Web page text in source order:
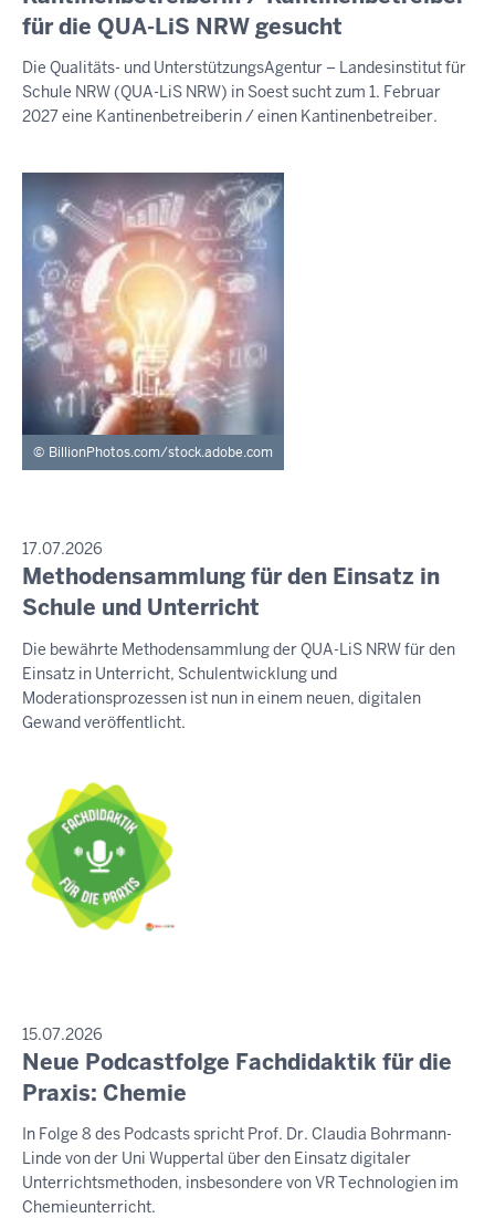
7.
2026
-
für die QUA-LiS NRW gesucht
Die Qualitäts- und UnterstützungsAgentur – Landesinstitut für
Schule NRW (QUA-LiS NRW) in Soest sucht zum 1. Februar
2027 eine Kantinenbetreiberin / einen Kantinenbetreiber.
BillionPhotos.com/stock.adobe.com
PRESSEMITTEILUNG
17.07.2026
Freitag,
7.
2026
-
03:59
Methodensammlung für den Einsatz in
Schule und Unterricht
Die bewährte Methodensammlung der QUA-LiS NRW für den
Einsatz in Unterricht, Schulentwicklung und
Moderationsprozessen ist nun in einem neuen, digitalen
Gewand veröffentlicht.
PRESSEMITTEILUNG
15.07.2026
Freitag,
7.
2026
-
03:59
Neue Podcastfolge Fachdidaktik für die
Praxis: Chemie
In Folge 8 des Podcasts spricht Prof. Dr. Claudia Bohrmann-
Linde von der Uni Wuppertal über den Einsatz digitaler
Unterrichtsmethoden, insbesondere von VR Technologien im
Chemieunterricht.